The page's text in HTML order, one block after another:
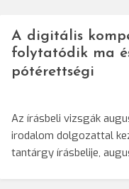
A digitális
folytatódik ma
pótérettségi
Az írásbeli vizsgák
irodalom dolgozattal
tantárgy írásbelije,